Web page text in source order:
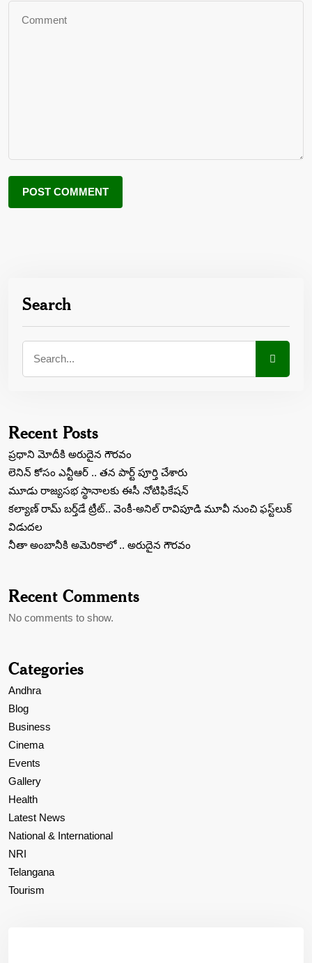
Search
Recent Posts
ప్రధాని మోదీకి అరుదైన గౌరవం
లెనిన్‌ కోసం ఎన్టీఆర్‌ .. తన పార్ట్‌ పూర్తి చేశారు
మూడు రాజ్యసభ స్థానాలకు ఈసీ నోటిఫికేషన్
కల్యాణ్ రామ్ బ‌ర్త్‌డే ట్రీట్‌.. వెంకీ-అనిల్ రావిపూడి మూవీ నుంచి ఫస్ట్‌లుక్
విడుద‌ల‌
నీతా అంబానీకి అమెరికాలో .. అరుదైన గౌరవం
Recent Comments
No comments to show.
Categories
Andhra
Blog
Business
Cinema
Events
Gallery
Health
Latest News
National & International
NRI
Telangana
Tourism